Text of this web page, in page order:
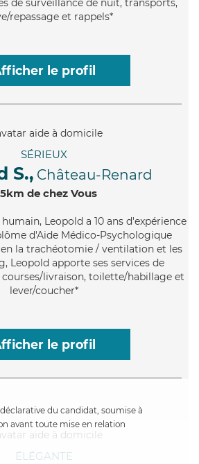
de surveillance de nuit, transports,
repassage et rappels*
le profil
SÉRIEUX
S., Château-Renard
de chez Vous
Leopold a 10 ans d'expérience
d'Aide Médico-Psychologique
la trachéotomie / ventilation et les
Leopold apporte ses services de
livraison, toilette/habillage et
lever/coucher*
le profil
du candidat, soumise à
avant toute mise en relation
ÉLÉGANTE